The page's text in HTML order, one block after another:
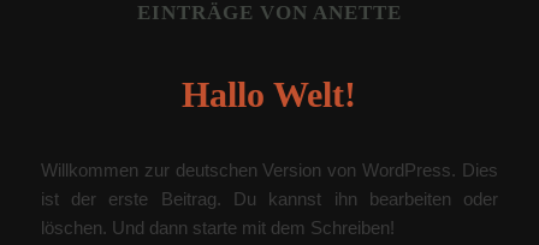
EINTRÄGE VON ANETTE
Hallo Welt!
Willkommen zur deutschen Version von WordPress. Dies
ist der erste Beitrag. Du kannst ihn bearbeiten oder
löschen. Und dann starte mit dem Schreiben!